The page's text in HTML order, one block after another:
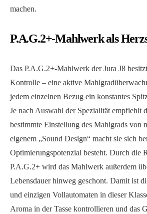
machen.
P.A.G.2+-Mahlwerk als
Das P.A.G.2+-Mahlwerk der Jura J8
Kontrolle – eine aktive
jedem einzelnen Bezug ein konstantes
Je nach Auswahl der Spezialität empfiehlt
bestimmte Einstellung des Mahlgrads von
eigenem „Sound Design“ macht sie sich
Optimierungspotenzial besteht. Durch die
P.A.G.2+ wird das Mahlwerk außerdem
Lebensdauer hinweg geschont. Damit ist
und einzigen Vollautomaten in dieser
Aroma in der Tasse kontrollieren und das